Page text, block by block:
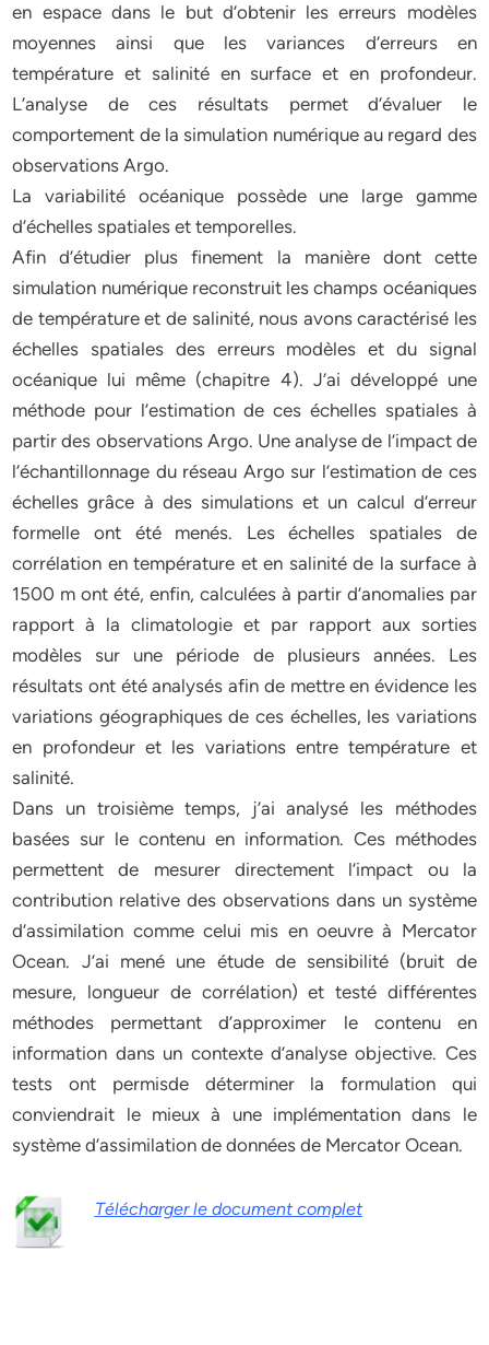
en espace dans le but d’obtenir les erreurs modèles
moyennes ainsi que les variances d’erreurs en
température et salinité en surface et en profondeur.
L’analyse de ces résultats permet d’évaluer le
comportement de la simulation numérique au regard des
observations Argo.
La variabilité océanique possède une large gamme
d’échelles spatiales et temporelles.
Afin d’étudier plus finement la manière dont cette
simulation numérique reconstruit les champs océaniques
de température et de salinité, nous avons caractérisé les
échelles spatiales des erreurs modèles et du signal
océanique lui même (chapitre 4). J’ai développé une
méthode pour l’estimation de ces échelles spatiales à
partir des observations Argo. Une analyse de l’impact de
l’échantillonnage du réseau Argo sur l’estimation de ces
échelles grâce à des simulations et un calcul d’erreur
formelle ont été menés. Les échelles spatiales de
corrélation en température et en salinité de la surface à
1500 m ont été, enfin, calculées à partir d’anomalies par
rapport à la climatologie et par rapport aux sorties
modèles sur une période de plusieurs années. Les
résultats ont été analysés afin de mettre en évidence les
variations géographiques de ces échelles, les variations
en profondeur et les variations entre température et
salinité.
Dans un troisième temps, j’ai analysé les méthodes
basées sur le contenu en information. Ces méthodes
permettent de mesurer directement l’impact ou la
contribution relative des observations dans un système
d’assimilation comme celui mis en oeuvre à Mercator
Ocean. J’ai mené une étude de sensibilité (bruit de
mesure, longueur de corrélation) et testé différentes
méthodes permettant d’approximer le contenu en
information dans un contexte d’analyse objective. Ces
tests ont permisde déterminer la formulation qui
conviendrait le mieux à une implémentation dans le
système d’assimilation de données de Mercator Ocean.
Télécharger le document complet